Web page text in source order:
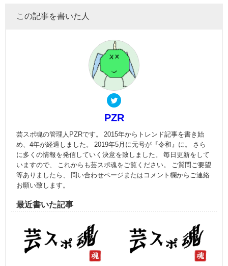
この記事を書いた人
PZR
芸スポ魂の管理人PZRです。 2015年からトレンド記事を書き始
め、4年が経過しました。 2019年5月に元号が『令和』に。 さら
に多くの情報を発信していく決意を致しました。 毎日更新をして
いますので、 これからも芸スポ魂をご覧ください。 ご質問ご要望
等ありましたら、 問い合わせページまたはコメント欄からご連絡
お願い致します。
最近書いた記事